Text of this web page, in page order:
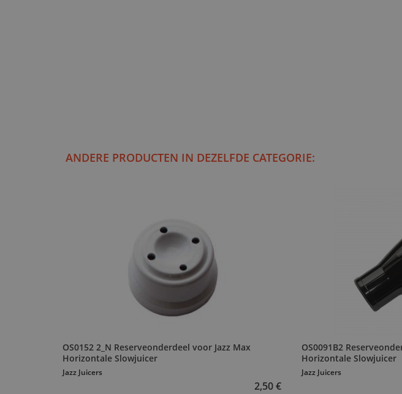
ANDERE PRODUCTEN IN DEZELFDE CATEGORIE:
OS0152 2_N Reserveonderdeel voor Jazz Max
Horizontale Slowjuicer
Jazz Juicers
2,50 €
OS0091B2
Horizontale Slowjuicer
Jazz Juicers